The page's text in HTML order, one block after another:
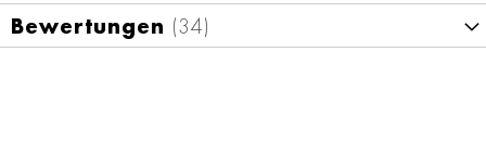
Bewertungen 34